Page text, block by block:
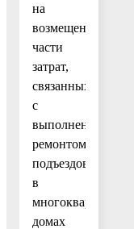
на
возмещение
части
затрат,
связанных
с
выполненным
ремонтом
подъездов
в
многоквартирных
домах